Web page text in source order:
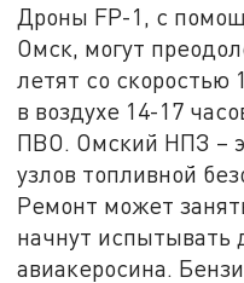
Дроны FP-1, с
Омск, могут
летят со скоростью
в воздухе 14-17
ПВО. Омский НПЗ –
узлов топливной
Ремонт может
начнут испытывать
авиакеросина.